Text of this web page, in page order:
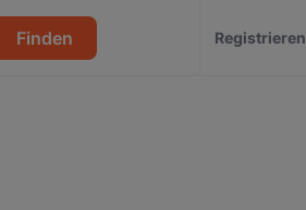
Finden Registrieren